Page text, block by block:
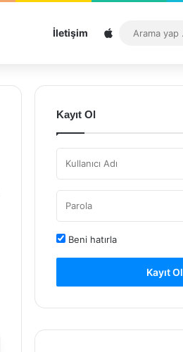
İletişim Sitemap
Kayıt Ol
Beni hatırla
Kayıt Ol